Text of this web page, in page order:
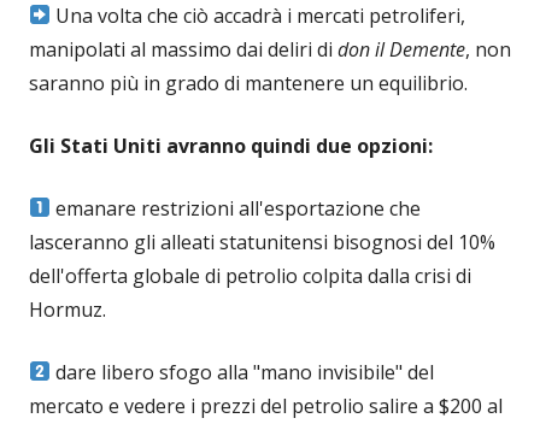
Una volta che ciò accadrà i mercati petroliferi,
manipolati al massimo dai deliri di don il Demente, non
saranno più in grado di mantenere un equilibrio.
Gli Stati Uniti avranno quindi due opzioni:
emanare restrizioni all'esportazione che
lasceranno gli alleati statunitensi bisognosi del 10%
dell'offerta globale di petrolio colpita dalla crisi di
Hormuz.
dare libero sfogo alla "mano invisibile" del
mercato e vedere i prezzi del petrolio salire a $200 al